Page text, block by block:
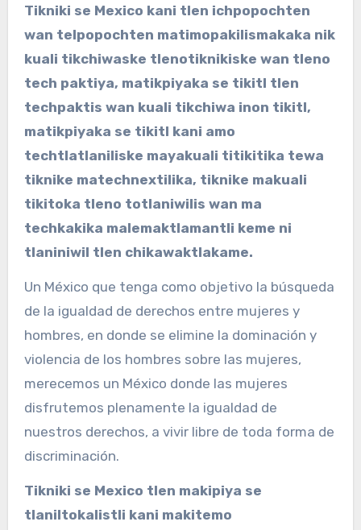
Tikniki se Mexico kani tlen ichpopochten
wan telpopochten matimopakilismakaka nik
kuali tikchiwaske tlenotiknikiske wan tleno
tech paktiya, matikpiyaka se tikitl tlen
techpaktis wan kuali tikchiwa inon tikitl,
matikpiyaka se tikitl kani amo
techtlatlaniliske mayakuali titikitika tewa
tiknike matechnextilika, tiknike makuali
tikitoka tleno totlaniwilis wan ma
techkakika malemaktlamantli keme ni
tlaniniwil tlen chikawaktlakame.
Un México que tenga como objetivo la búsqueda
de la igualdad de derechos entre mujeres y
hombres, en donde se elimine la dominación y
violencia de los hombres sobre las mujeres,
merecemos un México donde las mujeres
disfrutemos plenamente la igualdad de
nuestros derechos, a vivir libre de toda forma de
discriminación.
Tikniki se Mexico tlen makipiya se
tlaniltokalistli kani makitemo